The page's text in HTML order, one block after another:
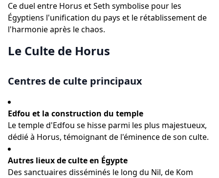
Ce duel entre Horus et Seth symbolise pour les
Égyptiens l'unification du pays et le rétablissement de
l'harmonie après le chaos.
Le Culte de Horus
Centres de culte principaux
Edfou et la construction du temple
Le temple d'Edfou se hisse parmi les plus majestueux,
dédié à Horus, témoignant de l'éminence de son culte.
Autres lieux de culte en Égypte
Des sanctuaires disséminés le long du Nil, de Kom